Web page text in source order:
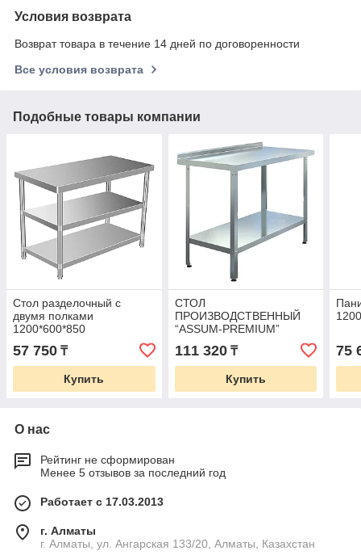
Условия возврата
Возврат товара в течение 14 дней по договоренности
Все условия возврата
Подобные товары компании
Стол разделочный с
двумя полками
1200*600*850
57 750 ₸
Купить
СТОЛ
ПРОИЗВОДСТВЕННЫЙ
“ASSUM-PREMIUM”
СППБ-15/6
(1500Х600Х850)
111 320₸
Купить
75
О нас
Рейтинг не сформирован
Менее 5 отзывов за последний год
Работает с 17.03.2013
г. Алматы
г. Алматы, ул. Ангарская 133/20, Алматы, Казахстан